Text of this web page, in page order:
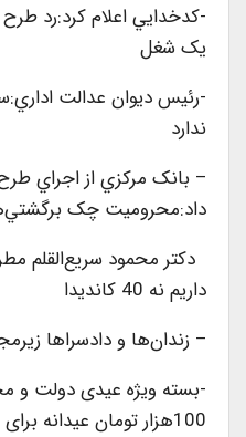
-کدخدايي اعلام کرد:رد
يک شغل
-رئيس ديوان عدالت
ندارد
– بانک مرکزي از اجراي
داد:محروميت چک
داریم نه 40 کاندیدا
– زندان‌ها و دادسراها
100هزار تومان عیدانه برای هر نفر